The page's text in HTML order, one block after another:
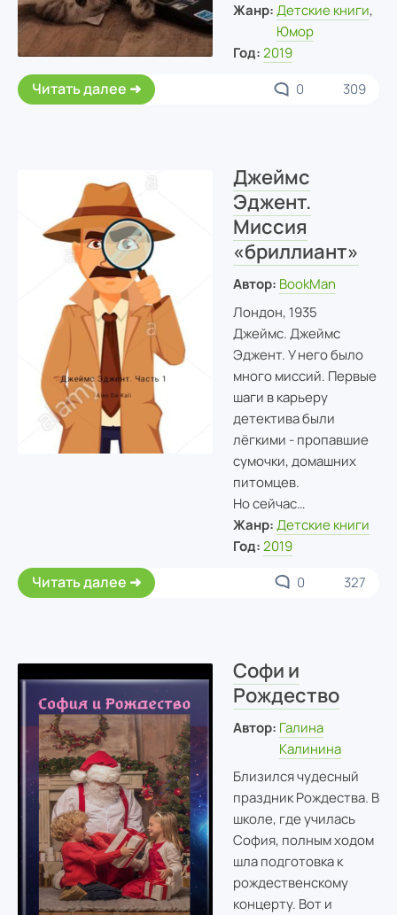
Жанр: Детские книги,
Юмор
Год: 2019
Читать далее 0 309
Джеймс
Эджент.
Миссия
«бриллиант»
Автор: BookMan
Лондон, 1935
Джеймс. Джеймс
Эджент. У него было
много миссий. Первые
шаги в карьеру
детектива были
лёгкими - пропавшие
сумочки, домашних
питомцев.
Но сейчас…
Жанр: Детские книги
Год: 2019
Читать далее 0 327
Софи и
Рождество
Автор: Галина
Калинина
Близился чудесный
праздник Рождества. В
школе, где училась
София, полным ходом
шла подготовка к
рождественскому
концерту. Вот и